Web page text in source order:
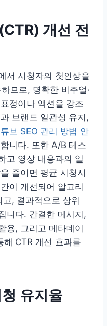
개선 전
서 시청자의 첫인상을
므로, 명확한 비주얼·
정이나 액션을 강조
브랜드 일관성 유지,
브 SEO 관리 방법 안
니다. 또한 A/B 테스
고 영상 내용과의 일
줄이면 평균 시청시
이 개선되어 알고리
, 결과적으로 상위
니다. 간결한 메시지,
용, 그리고 메타데이
해 CTR 개선 효과를
유지율